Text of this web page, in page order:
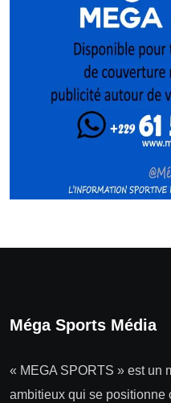
Méga Sports Média
« MEGA SPORTS » est un
ambitieux qui se positionne